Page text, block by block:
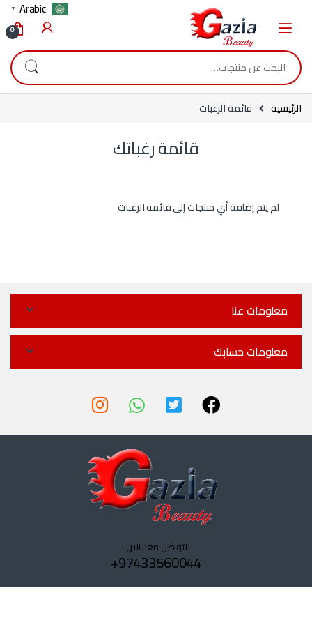
0
البحث عن:
الرئيسية قائمة الرغبات
قائمة رغباتك
لم يتم إضافة أي منتجات إلى قائمة الرغبات
معلومات عنا
معلومات حسابك
للتواصل معنا الان !
97433560044+
Arabic
▼